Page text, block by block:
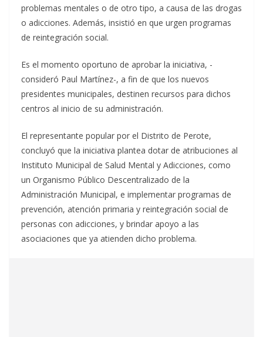
problemas mentales o de otro tipo, a causa de las drogas
o adicciones. Además, insistió en que urgen programas
de reintegración social.
Es el momento oportuno de aprobar la iniciativa, -
consideró Paul Martínez-, a fin de que los nuevos
presidentes municipales, destinen recursos para dichos
centros al inicio de su administración.
El representante popular por el Distrito de Perote,
concluyó que la iniciativa plantea dotar de atribuciones al
Instituto Municipal de Salud Mental y Adicciones, como
un Organismo Público Descentralizado de la
Administración Municipal, e implementar programas de
prevención, atención primaria y reintegración social de
personas con adicciones, y brindar apoyo a las
asociaciones que ya atienden dicho problema.